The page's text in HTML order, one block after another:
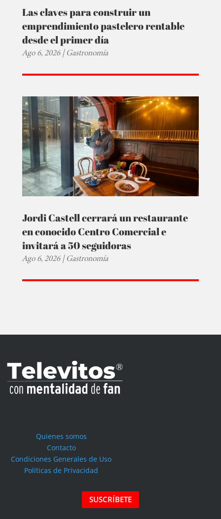
Las claves para construir un
emprendimiento pastelero rentable
desde el primer día
Ago 6, 2026|Gastronomía
Jordi Castell cerrará un restaurante
en conocido Centro Comercial e
invitará a 50 seguidoras
Ago 6, 2026|Gastronomía
Quienes somos
Contacto
Condiciones Generales de Uso
Políticas de Privacidad
SUSCRÍBETE